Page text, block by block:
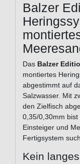
Balzer
Das Balzer
montiertes
abgestimmt auf
Salzwasser. Mit
den Zielfisch
0,35/0,30mm
Einsteiger und
Fertigsystem
Kein